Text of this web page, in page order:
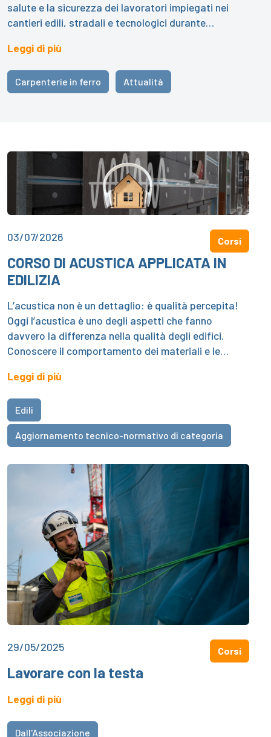
salute e la sicurezza dei lavoratori impiegati nei
cantieri edili, stradali e tecnologici durante…
Leggi di più
Carpenterie in ferro Attualità
03/07/2026 Corsi
CORSO DI ACUSTICA APPLICATA IN
EDILIZIA
L’acustica non è un dettaglio: è qualità percepita!
Oggi l’acustica è uno degli aspetti che fanno
davvero la differenza nella qualità degli edifici.
Conoscere il comportamento dei materiali e le…
Leggi di più
Edili
Aggiornamento tecnico-normativo di categoria
29/05/2025 Corsi
Lavorare con la testa
Leggi di più
Dall'Associazione